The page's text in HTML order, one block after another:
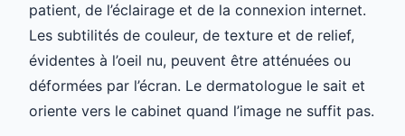
patient, de l’éclairage et de la connexion internet.
Les subtilités de couleur, de texture et de relief,
évidentes à l’oeil nu, peuvent être atténuées ou
déformées par l’écran. Le dermatologue le sait et
oriente vers le cabinet quand l’image ne suffit pas.